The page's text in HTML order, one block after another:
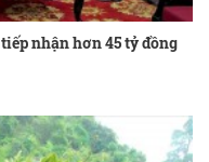
nhận hơn 45 tỷ đồng